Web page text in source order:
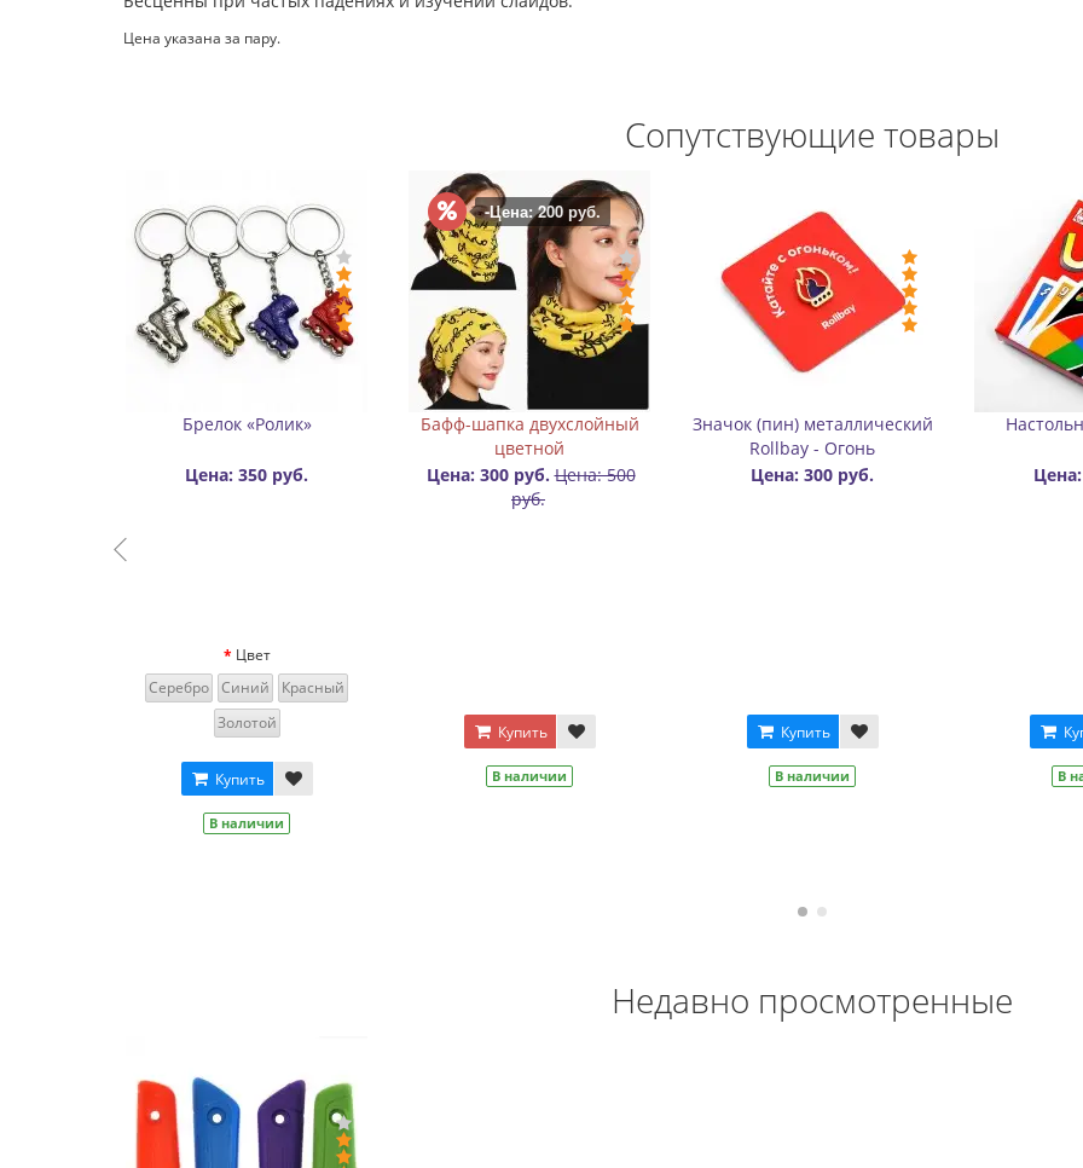
Цена указана за пару.
Сопутствующие товары
Бафф «Шарф-труба» разные
Цена: 250 руб.
Конусы для слалома на
роликах с фигурным
вырезом
Зеленый
Розовый
Карабин для переноски
роликов алюминиевый
Цена: 400 руб.
Серебро
Недавно просмотренные